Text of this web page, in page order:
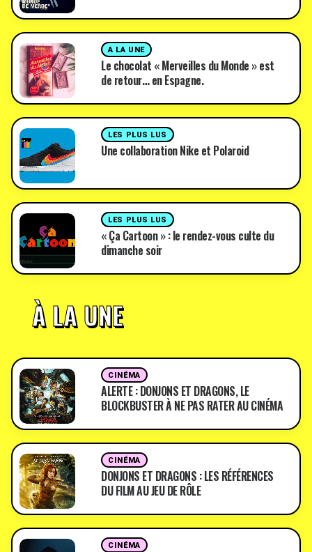
A LA UNE
Le chocolat « Merveilles du Monde » est
de retour… en Espagne.
LES PLUS LUS
Une collaboration Nike et Polaroid
LES PLUS LUS
« Ça Cartoon » : le rendez-vous culte du
dimanche soir
À LA UNE
CINÉMA
ALERTE : DONJONS ET DRAGONS, LE
BLOCKBUSTER À NE PAS RATER AU CINÉMA
CINÉMA
DONJONS ET DRAGONS : LES RÉFÉRENCES
DU FILM AU JEU DE RÔLE
CINÉMA